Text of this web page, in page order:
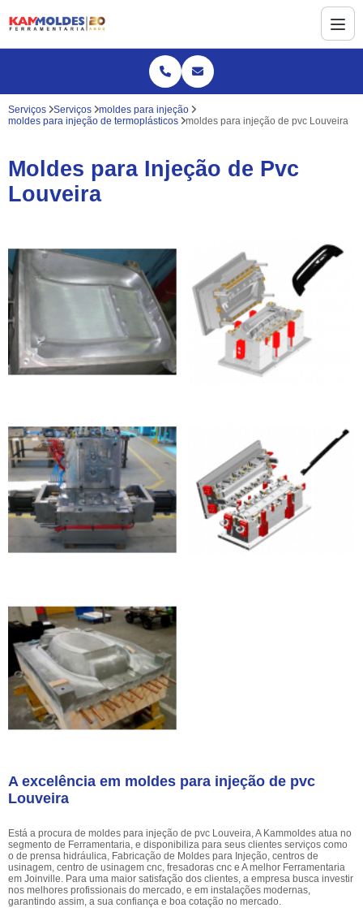
Serviços Serviços
moldes para injeção
moldes para injeção de termoplásticos
moldes para injeção de pvc Louveira
Moldes para Injeção de Pvc
Louveira
A excelência em moldes para injeção de pvc
Louveira
Está a procura de moldes para injeção de pvc Louveira, A Kammoldes atua no
segmento de Ferramentaria, e disponibiliza para seus clientes serviços como
o de prensa hidráulica, Fabricação de Moldes para Injeção, centros de
usinagem, centro de usinagem cnc, fresadoras cnc e A melhor Ferramentaria
em Joinville. Para uma maior satisfação dos clientes, a empresa busca investir
nos melhores profissionais do mercado, e em instalações modernas,
garantindo assim, a sua confiança e boa cotação no mercado.